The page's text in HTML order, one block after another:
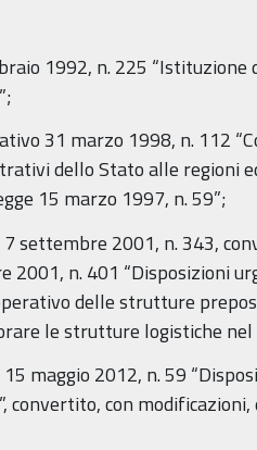
1992, n. 225 “Istituzione
31 marzo 1998, n. 112
dello Stato alle regioni
15 marzo 1997, n. 59”;
settembre 2001, n. 343,
2001, n. 401 “Disposizioni
delle strutture
le strutture logistiche
maggio 2012, n. 59
convertito, con